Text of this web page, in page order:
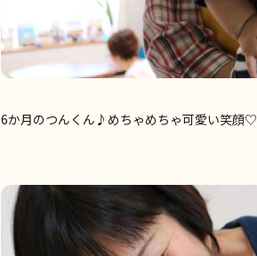
6か月のつんくん♪めちゃめちゃ可愛い笑顔♡